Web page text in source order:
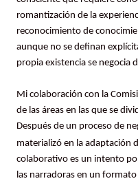
romantización de la
reconocimiento de
aunque no se definan
propia existencia se negocia
Mi colaboración con la
de las áreas en las que se
Después de un proceso de
materializó en la adaptación
colaborativo es un intento
las narradoras en un